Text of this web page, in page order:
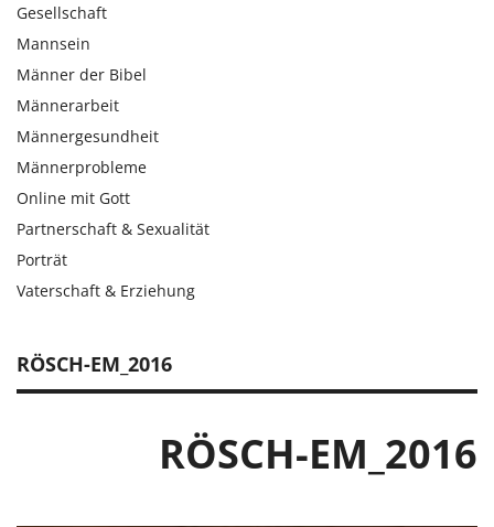
RÖSCH-EM_2016
RÖSCH-EM_2016
Gesellschaft
Mannsein
Männer der Bibel
Männerarbeit
Männergesundheit
Männerprobleme
Online mit Gott
Partnerschaft & Sexualität
Porträt
Vaterschaft & Erziehung